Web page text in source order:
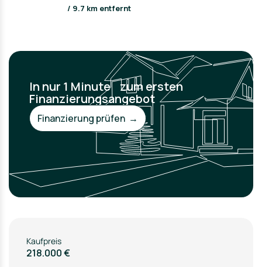
/ 9.7 km entfernt
In nur 1 Minute zum ersten
Finanzierungsangebot
Finanzierung prüfen →
Kaufpreis
218.000 €